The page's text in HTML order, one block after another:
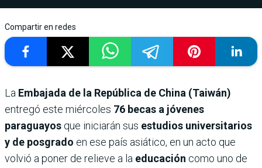
Compartir en redes
La Embajada de la República de China (Taiwán)
entregó este miércoles 76 becas a jóvenes
paraguayos que iniciarán sus estudios universitarios
y de posgrado en ese país asiático, en un acto que
volvió a poner de relieve a la educación como uno de